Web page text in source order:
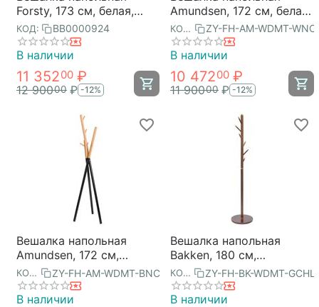
Forsty, 173 см, белая,
Bergenson Bjorn
КОД: BB0000924
В наличии
11 35200 ₽
12 90000 ₽ -12%
Amundsen, 172 см, белая/
натуральное дерево,
Bergenson Bjorn
КОД: ZY-FH-AM-WDMT-WNC
В наличии
10 47200 ₽
11 90000 ₽ -12%
Вешалка напольная
Amundsen, 172 см,
черная/натуральное
дерево, Bergenson Bjorn
КОД: ZY-FH-AM-WDMT-BNC
В наличии
Вешалка напольная
Bakken, 180 см,
золотистый хром/
светлый орех, Bergenson
Bjorn
КОД: ZY-FH-BK-WDMT-
В наличии